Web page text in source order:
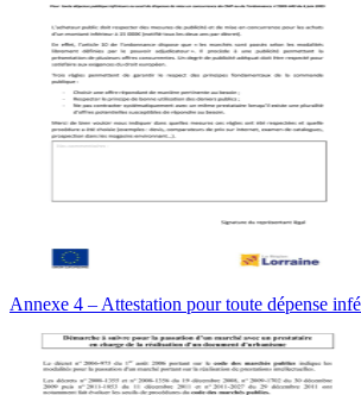
Annexe 4 – Attestation pour toute dépense